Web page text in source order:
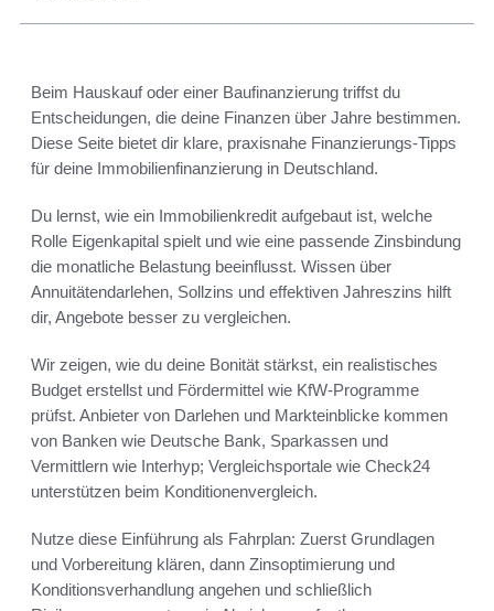
Beim Hauskauf oder einer Baufinanzierung triffst du
Entscheidungen, die deine Finanzen über Jahre bestimmen.
Diese Seite bietet dir klare, praxisnahe Finanzierungs-Tipps
für deine Immobilienfinanzierung in Deutschland.
Du lernst, wie ein Immobilienkredit aufgebaut ist, welche
Rolle Eigenkapital spielt und wie eine passende Zinsbindung
die monatliche Belastung beeinflusst. Wissen über
Annuitätendarlehen, Sollzins und effektiven Jahreszins hilft
dir, Angebote besser zu vergleichen.
Wir zeigen, wie du deine Bonität stärkst, ein realistisches
Budget erstellst und Fördermittel wie KfW-Programme
prüfst. Anbieter von Darlehen und Markteinblicke kommen
von Banken wie Deutsche Bank, Sparkassen und
Vermittlern wie Interhyp; Vergleichsportale wie Check24
unterstützen beim Konditionenvergleich.
Nutze diese Einführung als Fahrplan: Zuerst Grundlagen
und Vorbereitung klären, dann Zinsoptimierung und
Konditionsverhandlung angehen und schließlich